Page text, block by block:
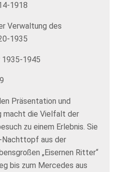
1918
Verwaltung des
1935
1935-1945
Präsentation und
macht die Vielfalt der
zu einem Erlebnis. Sie
aus der
„Eisernen Ritter“
bis zum Mercedes aus